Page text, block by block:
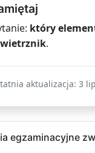
który
.
aktualizacja: 3
egzaminacyjne